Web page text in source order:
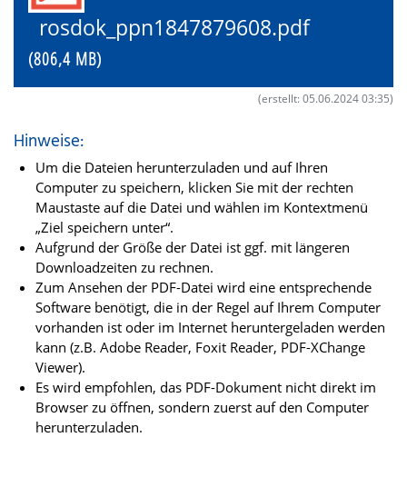
rosdok_ppn1847879608.pdf
(806,4 MB)
(erstellt: 05.06.2024 03:35)
Hinweise:
Um die Dateien herunterzuladen und auf Ihren
Computer zu speichern, klicken Sie mit der rechten
Maustaste auf die Datei und wählen im Kontextmenü
„Ziel speichern unter“.
Aufgrund der Größe der Datei ist ggf. mit längeren
Downloadzeiten zu rechnen.
Zum Ansehen der PDF-Datei wird eine entsprechende
Software benötigt, die in der Regel auf Ihrem Computer
vorhanden ist oder im Internet heruntergeladen werden
kann (z.B. Adobe Reader, Foxit Reader, PDF-XChange
Viewer).
Es wird empfohlen, das PDF-Dokument nicht direkt im
Browser zu öffnen, sondern zuerst auf den Computer
herunterzuladen.